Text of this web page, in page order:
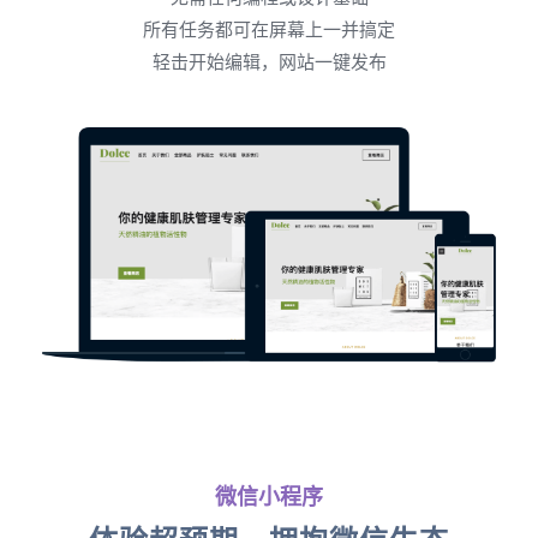
所有任务都可在屏幕上一并搞定
轻击开始编辑，网站一键发布
微信小程序